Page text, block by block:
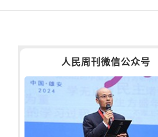
人民周刊微信公众号